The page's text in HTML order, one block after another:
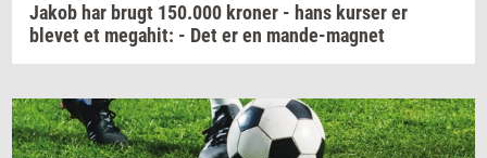
Jakob har brugt 150.000 kroner - hans kurser er
blevet et megahit: - Det er en mande-magnet